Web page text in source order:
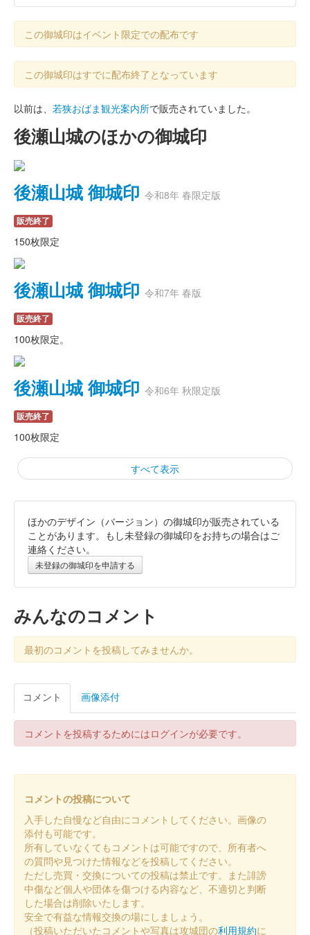
この御城印はイベント限定での配布です
この御城印はすでに配布終了となっています
以前は、 若狭おばま観光案内所で販売されていました。
後瀬山城のほかの御城印
後瀬山城 御城印 令和8年 春限定版
販売終了
150枚限定
後瀬山城 御城印 令和7年 春版
販売終了
100枚限定。
後瀬山城 御城印 令和6年 秋限定版
販売終了
100枚限定
すべて表示
後瀬山城 御城印 小浜駅×後瀬山城
配布終了
1000枚限定
後瀬山城 御城印
販売終了
後瀬山城 御城印 嶺南「秋」限定版
後瀬山城 御城印
配布終了
1000枚限定
後瀬山城 御城印
販売終了
ほかのデザイン（バージョン）の御城印が販売されている
ことがあります。もし未登録の御城印をお持ちの場合はご
連絡ください。
未登録の御城印を申請する
みんなのコメント
最初のコメントを投稿してみませんか。
コメント 画像添付
コメントを投稿するためにはログインが必要です。
コメントの投稿について
入手した自慢など自由にコメントしてください。画像の
添付も可能です。
所有していなくてもコメントは可能ですので、所有者へ
の質問や見つけた情報などを投稿してください。
ただし売買・交換についての投稿は禁止です。また誹謗
中傷など個人や団体を傷つける内容など、不適切と判断
した場合は削除いたします。
安全で有益な情報交換の場にしましょう。
（投稿いただいたコメントや写真は攻城団の利用規約に